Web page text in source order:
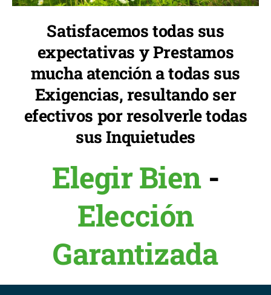
Satisfacemos todas sus
expectativas y Prestamos
mucha atención a todas sus
Exigencias, resultando ser
efectivos por resolverle todas
sus Inquietudes
Elegir Bien -
Elección
Garantizada